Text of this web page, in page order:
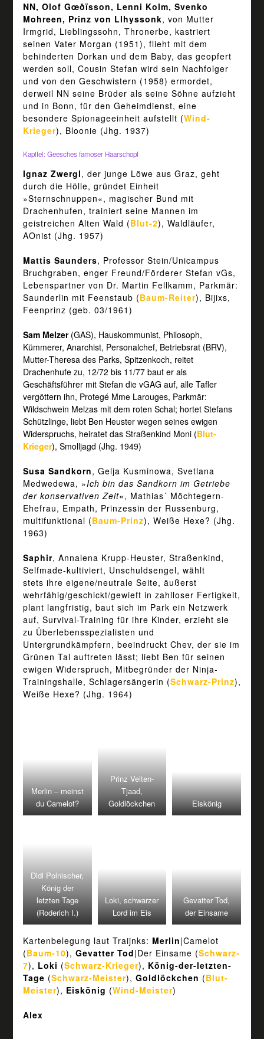
NN, Olof Gœðïsson, Lenni Kolm, Svenko
Mohreen, Prinz von Llhyssonk, von Mutter
Irmgrid, Lieblingssohn, Thronerbe, kastriert
seinen Vater Morgan (1951), flieht mit dem
behinderten Dorkan und dem Baby, das geopfert
werden soll, Cousin Stefan wird sein Nachfolger
und von den Geschwistern (1958) ermordet,
derweil NN seine Brüder als seine Söhne aufzieht
und in Bonn, für den Geheimdienst, eine
besondere Spionageeinheit aufstellt (Wind-
Krieger), Bloonie (Jhg. 1937)
Kapitel: Geesches famoser Haarschopf
Ignaz Zwergl, der junge Löwe aus Graz, geht
durch die Hölle, gründet Einheit
»Sternschnuppen«, magischer Bund mit
Drachenhufen, trainiert seine Mannen im
geistreichen Alten Wald (Blut-2), Waldläufer,
AOnist (Jhg. 1957)
Mattis Saunders, Professor Stein/Unicampus
Bruchgraben, enger Freund/Förderer Stefan vGs,
Lebenspartner von Dr. Martin Fellkamm, Parkmär:
Saunderlin mit Feenstaub (Baum-Reiter), Bijixs,
Feenprinz (geb. 03/1961)
Sam Melzer(GAS), Hauskommunist, Philosoph,
Kümmerer, Anarchist, Personalchef, Betriebsrat (BRV),
Mutter-Theresa des Parks, Spitzenkoch, reitet
Drachenhufe zu, 12/72 bis 11/77 baut er als
Geschäftsführer mit Stefan die vGAG auf, alle Tafler
vergöttern ihn, Protegé Mme Larouges, Parkmär:
Wildschwein Melzas mit dem roten Schal; hortet Stefans
Schützlinge, liebt Ben Heuster wegen seines ewigen
Widerspruchs, heiratet das Straßenkind Moni (Blut-
Krieger), Smolljagd (Jhg. 1949)
Susa Sandkorn, Gelja Kusminowa, Svetlana
Medwedewa, »Ich bin das Sandkorn im Getriebe
der konservativen Zeit«, Mathias´ Möchtegern-
Ehefrau, Empath, Prinzessin der Russenburg,
multifunktional (Baum-Prinz), Weiße Hexe? (Jhg.
1963)
Saphir, Annalena Krupp-Heuster, Straßenkind,
Selfmade-kultiviert, Unschuldsengel, wählt
stets ihre eigene/neutrale Seite, äußerst
wehrfähig/geschickt/gewieft in zahlloser Fertigkeit,
plant langfristig, baut sich im Park ein Netzwerk
auf, Survival-Training für ihre Kinder, erzieht sie
zu Überlebensspezialisten und
Untergrundkämpfern, beeindruckt Chev, der sie im
Grünen Tal auftreten lässt; liebt Ben für seinen
ewigen Widerspruch, Mitbegründer der Ninja-
Trainingshalle, Schlagersängerin (Schwarz-Prinz),
Weiße Hexe? (Jhg. 1964)
Merlin – meinst
du Camelot?
Prinz Velten-
Tjaad,
Goldlöckchen
Eiskönig
Didi Polnischer,
König der
letzten Tage
(Roderich I.)
Loki, schwarzer
Lord im Eis
Gevatter Tod,
der Einsame
Kartenbelegung laut Traijnks: Merlin|Camelot
(Baum-10), Gevatter Tod|Der Einsame (Schwarz-
7), Loki (Schwarz-Krieger), König-der-letzten-
Tage (Schwarz-Meister), Goldlöckchen (Blut-
Meister), Eiskönig (Wind-Meister)
Alex